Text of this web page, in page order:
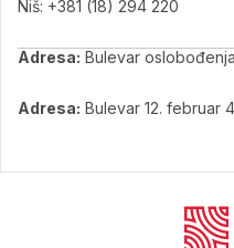
Niš: +381 (18) 294 220
Adresa: Bulevar
Adresa: Bulevar 12. februar